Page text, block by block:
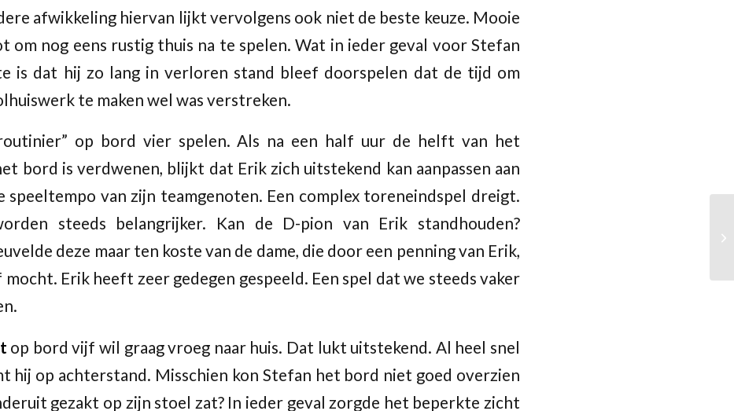
afwikkeling hiervan lijkt vervolgens ook niet de beste keuze. Mooie
om nog eens rustig thuis na te spelen. Wat in ieder geval voor Stefan
is dat hij zo lang in verloren stand bleef doorspelen dat de tijd om
te maken wel was verstreken.
op bord vier spelen. Als na een half uur de helft van het
bord is verdwenen, blijkt dat Erik zich uitstekend kan aanpassen aan
speeltempo van zijn teamgenoten. Een complex toreneindspel dreigt.
steeds belangrijker. Kan de D-pion van Erik standhouden?
deze maar ten koste van de dame, die door een penning van Erik,
Erik heeft zeer gedegen gespeeld. Een spel dat we steeds vaker
op bord vijf wil graag vroeg naar huis. Dat lukt uitstekend. Al heel snel
hij op achterstand. Misschien kon Stefan het bord niet goed overzien
gezakt op zijn stoel zat? In ieder geval zorgde het beperkte zicht